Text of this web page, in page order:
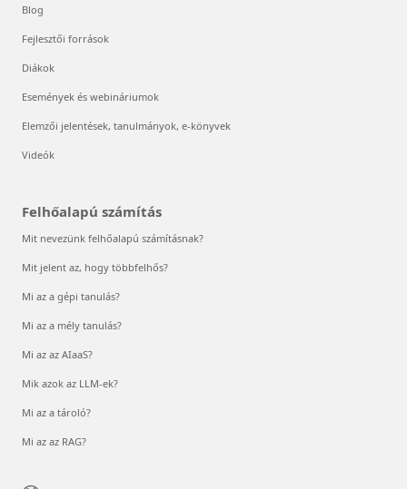
Blog
Fejlesztői források
Diákok
Események és webináriumok
Elemzői jelentések, tanulmányok, e-könyvek
Videók
Felhőalapú számítás
Mit nevezünk felhőalapú számításnak?
Mit jelent az, hogy többfelhős?
Mi az a gépi tanulás?
Mi az a mély tanulás?
Mi az az AIaaS?
Mik azok az LLM-ek?
Mi az a tároló?
Mi az az RAG?